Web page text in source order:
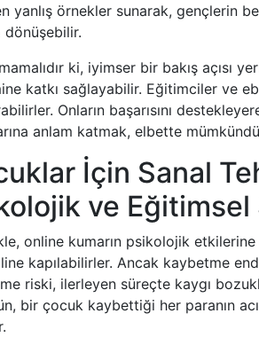
yanlış örnekler sunarak, gençlerin
dönüşebilir.
ki, iyimser bir bakış açısı
katkı sağlayabilir. Eğitimciler ve
Onların başarısını
anlam katmak, elbette
İçin Sanal
ve Eğitimsel
online kumarın psikolojik
kapılabilirler. Ancak kaybetme
riski, ilerleyen süreçte kaygı
bir çocuk kaybettiği her paranın